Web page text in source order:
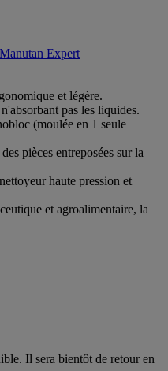
Expert
et légère.
pas les liquides.
(moulée en 1 seule
pièces entreposées sur la
haute pression et
et agroalimentaire, la
Il sera bientôt de retour en